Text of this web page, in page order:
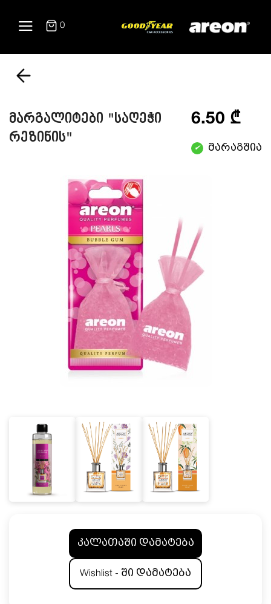
0
მარგალიტები "საღეჭი
რეზინის"
6.50 ₾
✔ მარაგშია
კალათაში დამატება
Wishlist - ში დამატება